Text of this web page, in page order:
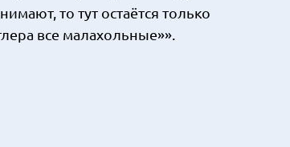
то тут остаётся только
все малахольные»».